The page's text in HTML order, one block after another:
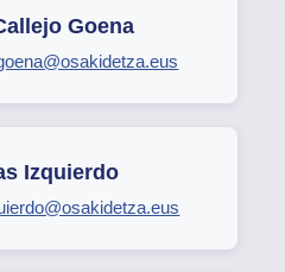
Goena
Izquierdo